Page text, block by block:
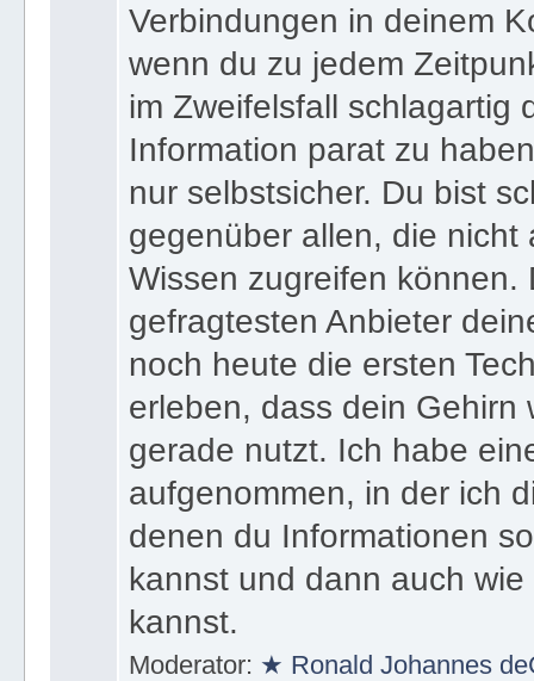
Verbindungen in deinem
wenn du zu jedem
im Zweifelsfall schlagartig
Information parat zu
nur selbstsicher. Du bist
gegenüber allen, die nicht
Wissen zugreifen können.
gefragtesten Anbieter
noch heute die ersten
erleben, dass dein Gehirn
gerade nutzt. Ich habe
aufgenommen, in der ich
denen du Informationen
kannst und dann auch
kannst.
Moderator: ★ Ronald Johannes